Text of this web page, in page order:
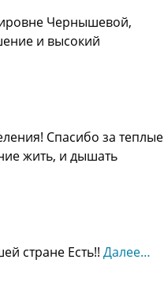
Чернышевой,
и высокий
Спасибо за теплые
жить, и дышать
стране Есть!! Далее…